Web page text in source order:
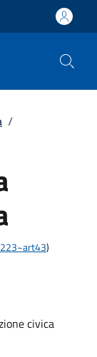
/
)
civica